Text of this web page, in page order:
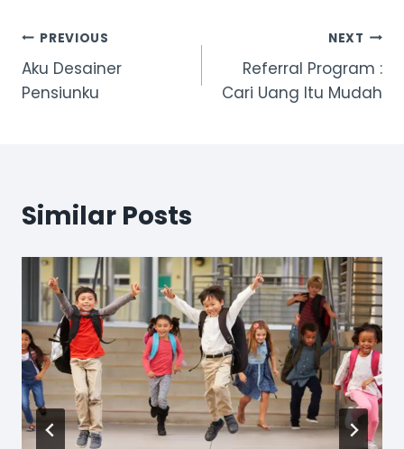
Post
navigation
PREVIOUS
Aku Desainer
Pensiunku
NEXT
Referral Program :
Cari Uang Itu Mudah
Similar Posts